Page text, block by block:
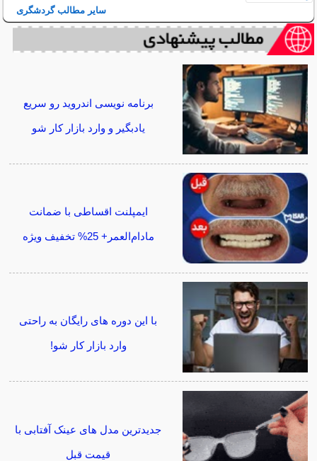
سایر مطالب گردشگری
برنامه نویسی اندروید رو سریع
یادبگیر و وارد بازار کار شو
ایمپلنت اقساطی با ضمانت
مادام‌العمر+ 25% تخفیف ویژه
با این دوره های رایگان به راحتی
وارد بازار کار شو!
جدیدترین مدل های عینک آفتابی با
قیمت قبل